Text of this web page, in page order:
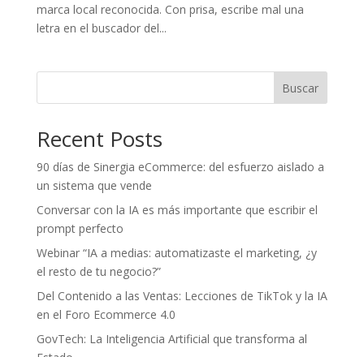
marca local reconocida. Con prisa, escribe mal una
letra en el buscador del...
Buscar
Recent Posts
90 días de Sinergia eCommerce: del esfuerzo aislado a
un sistema que vende
Conversar con la IA es más importante que escribir el
prompt perfecto
Webinar “IA a medias: automatizaste el marketing, ¿y
el resto de tu negocio?”
Del Contenido a las Ventas: Lecciones de TikTok y la IA
en el Foro Ecommerce 4.0
GovTech: La Inteligencia Artificial que transforma al